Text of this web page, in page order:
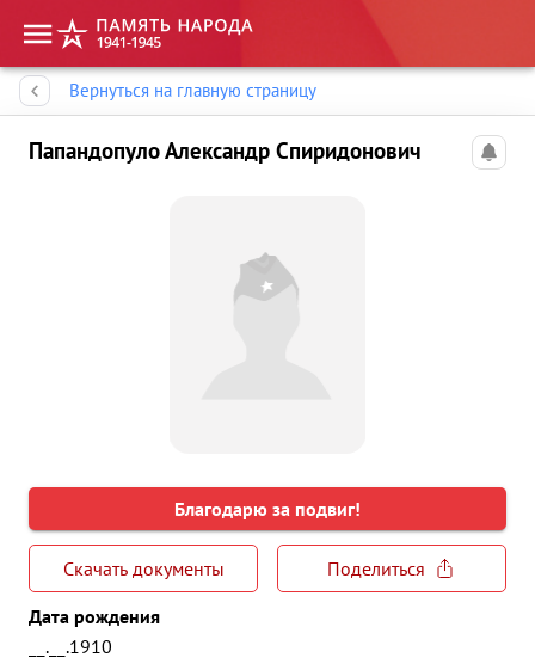
Вернуться на главную страницу
Папандопуло Александр Спиридонович
Благодарю за подвиг!
Скачать документы
Поделиться
Дата рождения
__.__.1910
Память народа